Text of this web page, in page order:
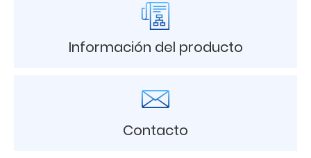
Información del producto
Contacto